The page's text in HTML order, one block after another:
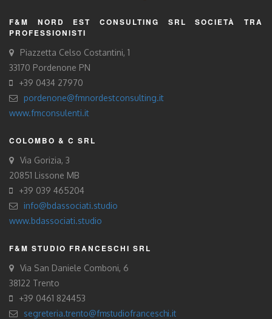
F&M NORD EST CONSULTING SRL SOCIETÀ TRA
PROFESSIONISTI
Piazzetta Celso Costantini, 1
33170 Pordenone PN
+39 0434 27970
pordenone@fmnordestconsulting.it
www.fmconsulenti.it
COLOMBO & C SRL
Via Gorizia, 3
20851 Lissone MB
+39 039 465204
info@bdassociati.studio
www.bdassociati.studio
F&M STUDIO FRANCESCHI SRL
Via San Daniele Comboni, 6
38122 Trento
+39 0461 824453
segreteria.trento@fmstudiofranceschi.it